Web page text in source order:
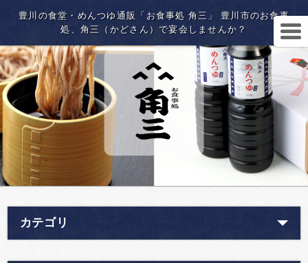
豊川の食堂・めんつゆ通販「お食事処 角三」 豊川市のお食事
処、角三（かどさん）で宴会しませんか？
カテゴリ